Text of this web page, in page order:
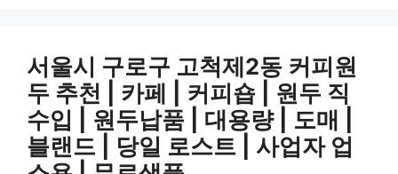
서울시 구로구 고척제2동 커피원
두 추천 | 카페 | 커피숍 | 원두 직
수입 | 원두납품 | 대용량 | 도매 |
블랜드 | 당일 로스트 | 사업자 업